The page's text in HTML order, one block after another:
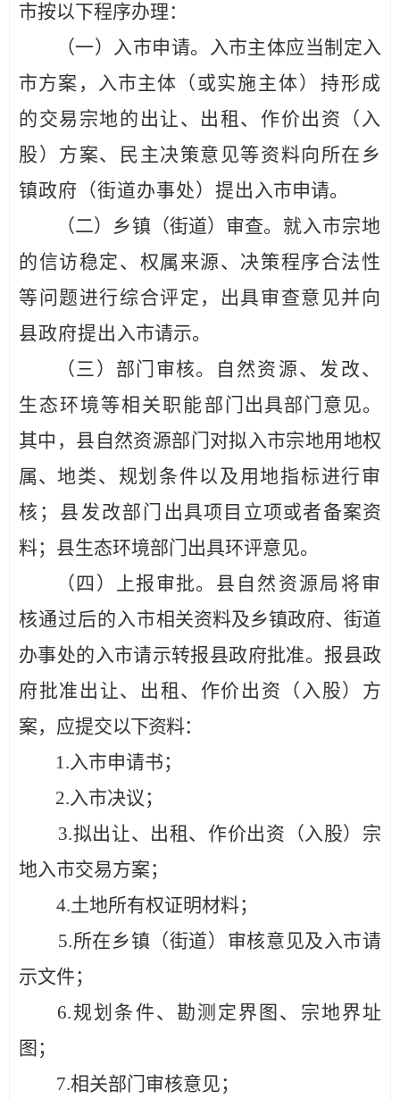
市按以下程序办理：
（一）入市申请。
入市主体应当制定入
市方案，入市主体（或实施主体）持形成
的交易宗地的出让、出租、作价出资（入
股） 方案、民主决策意见等资料向所在乡
镇政府（街道办事处）提出 入市申请。
（二）乡镇 （街道） 审查。 就入市宗地
的信访稳定、权属来源、决策程序合法性
等问题进行综合评定，出具审查意见并向
县政府提出 入市请示。
（三）部门审核。
自然资源、发改、
生态环境等相关职能部 门出具部门意见。
其中， 县 自然资源部门对拟入市宗地用地权
属、地类、规划条件以及用地指标进行审
核； 县发改部门 出具项目立项或者备案资
料； 县生态环境部门出具环评意见。
（四）上报审批。 县 自然资源局将审
核通过后的入市相关资料及乡镇政府、街道
办事处的入市请示转报县政府批准。报县政
府批准出让、出租、作价出资（入股）方
案，应提交以下资料：
1.入市申请书；
2.入市决议；
3.拟出让、出租、作价出资（入股）宗
地入市交易方案；
4.土地所有权证明材料；
5.所在乡镇（街道） 审核意见及入市请
示文件；
6.规划条件、勘测定界图、宗地界址
图；
7.相关部门审核意见；